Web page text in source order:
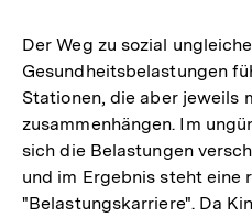
Der Weg zu sozial
Gesundheitsbelastungen
Stationen, die aber jeweils
zusammenhängen. Im
sich die Belastungen
und im Ergebnis steht eine
"Belastungskarriere". Da